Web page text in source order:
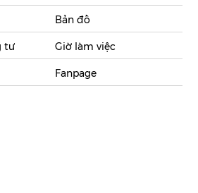
tư
Bản đồ
Giờ làm việc
Fanpage